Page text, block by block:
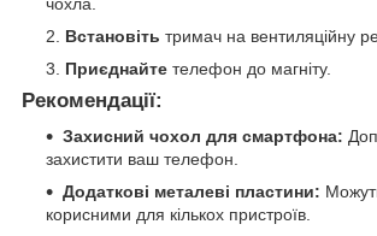
Встановіть тримач на вентиляційну
Приєднайте телефон до магніту.
Рекомендації:
Захисний чохол для смартфона:
захистити ваш телефон.
Додаткові металеві пластини:
корисними для кількох пристроїв.